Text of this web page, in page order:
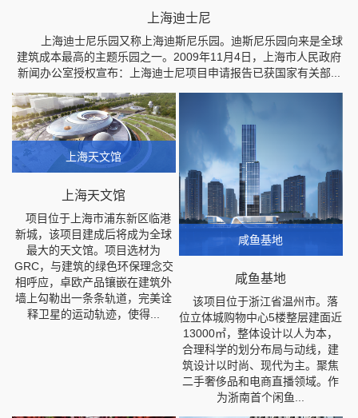
上海迪士尼
上海迪士尼乐园又称上海迪斯尼乐园。迪斯尼乐园向来是全球
建筑成本最高的主题乐园之一。2009年11月4日，上海市人民政府
新闻办公室授权宣布：上海迪士尼项目申请报告已获国家有关部...
上海天文馆
上海天文馆
项目位于上海市浦东新区临港
新城，该项目建成后将成为全球
最大的天文馆。项目选材为
GRC，与建筑的绿色环保理念交
相呼应，卓欧产品镶嵌在建筑外
墙上勾勒出一条条轨道，完美诠
释卫星的运动轨迹，使得...
咸鱼基地
咸鱼基地
该项目位于浙江省温州市。落
位立体城购物中心5楼整层建面近
13000㎡，整体设计以人为本，
合理科学的划分布局与动线，建
筑设计以时尚、现代为主。聚焦
二手奢侈品和电商直播领域。作
为浙南首个闲鱼...